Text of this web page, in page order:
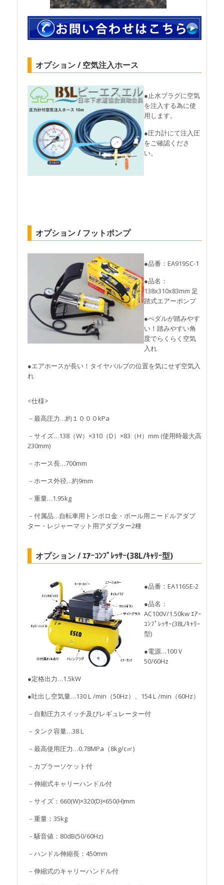
オプション / 空気注入ホース
●止水プラグに空気
を注入する為に使
用します。
●圧力計にて注入圧
をご確認くださ
い。
オプション / フットポンプ
●品番：EA919SC-1
●品名：
138x310x83mm 足
踏式エアーポンプ
●べダルが踏みやす
い！踏みやすい角
度でらくらく空気
入れ
●エアホースが長い！タイヤバルブの位置を気にせず空気入
れ
<仕様>
－最高圧力…約１０００kPa
－サイズ…138（W）×310（D）×83（H）mm (使用時最大高
230mm)
－ホース長…700mm
－ホース外径…約9mm
－重量…1.95kg
－付属品…自転車用トンボロ金・ボール用ニードルアダプ
ター・レジャーマット用アダプター2種
オプション / ｴｱｰｺﾝﾌﾟﾚｯｻｰ(38L/ｷｬﾘｰ型)
●品番：EA116SE-2
●品名：
AC100V/1.50kw ｴｱｰ
ｺﾝﾌﾟﾚｯｻｰ(38L/ｷｬﾘｰ
型)
●電源…100Ｖ
50/60Hz
●定格出力…1.5kW
●吐出し空気量…130Ｌ/min（50Hz）、154Ｌ/min（60Hz）
－自動圧力スイッチ及びレギュレーター付
－タンク容量…38Ｌ
－最高使用圧力…0.78MPa（8kg/c㎡)
－カプラーソケット付
－伸縮式キャリーハンドル付
－サイズ：660(W)×320(D)×650(H)mm
－重量：35kg
－騒音値：80dB(50/60Hz)
－ハンドル伸縮長：450mm
－伸縮式のキャリーハンドル付